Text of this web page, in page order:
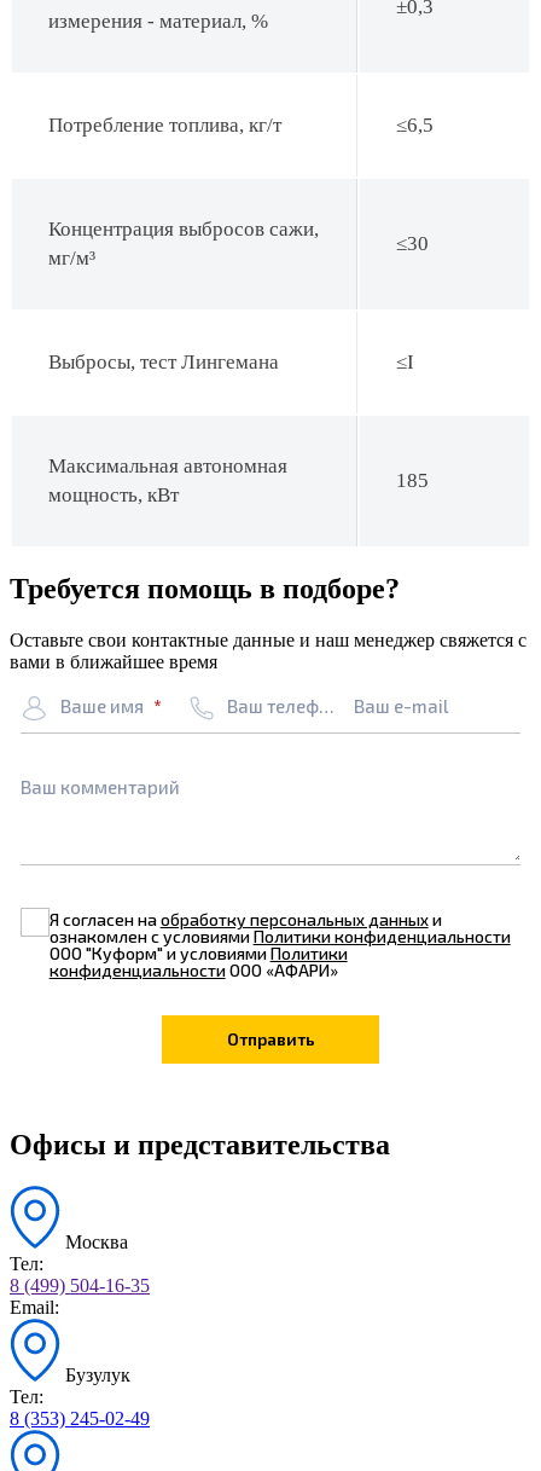
измерения - материал, %
±0,3
Потребление топлива, кг/т ≤6,5
Концентрация выбросов сажи,
мг/м³
≤30
Выбросы, тест Лингемана ≤I
Максимальная автономная
мощность, кВт
185
Требуется помощь в подборе?
Оставьте свои контактные данные и наш менеджер свяжется с
вами в ближайшее время
Ваше имя Ваш телефон Ваш e-mail
Ваш комментарий
Я согласен наобработку персональных данныхи
ознакомлен с условиямиПолитики конфиденциальности
ООО "Куформ" и условиямиПолитики
конфиденциальностиООО «АФАРИ»
Офисы и представительства
Москва
Тел:
8 (499) 504-16-35
Email:
Бузулук
Тел:
8 (353) 245-02-49